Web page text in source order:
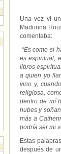
Una vez vi
Madonna
comentaba:
“Es como si
es espiritual,
libros
a quien yo
vino y,
religiosa,
dentro de mí
nubes y
más a
podría ser mi
Estas
después de